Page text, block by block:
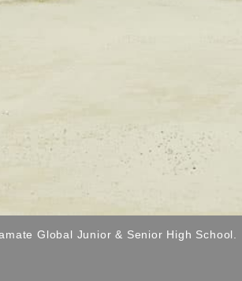
Global Junior & Senior High School.